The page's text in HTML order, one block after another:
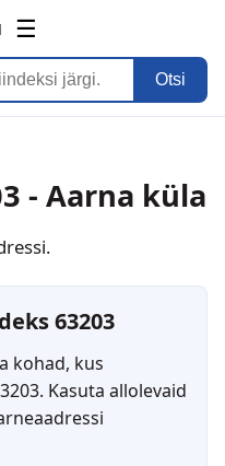
☰
Otsi
- Aarna küla
63203
kohad, kus
Kasuta allolevaid